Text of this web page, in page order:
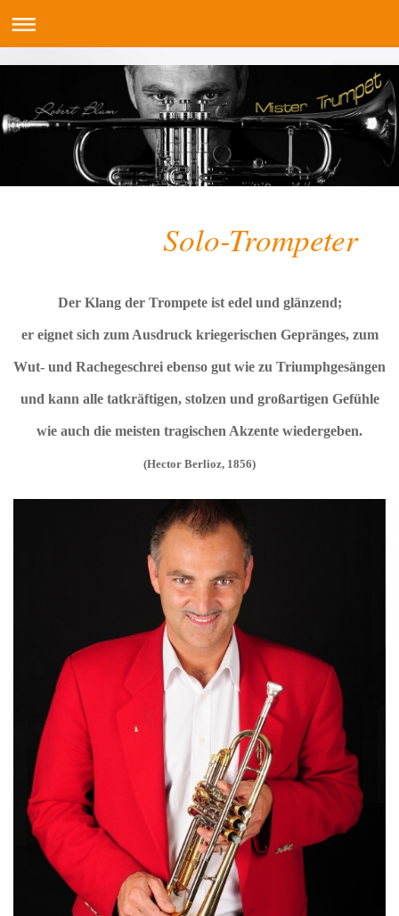
Solo-Trompeter
Der Klang der Trompete ist edel und glänzend;
er eignet sich zum Ausdruck kriegerischen Gepränges, zum
Wut- und Rachegeschrei ebenso gut wie zu Triumphgesängen
und kann alle tatkräftigen, stolzen und großartigen Gefühle
wie auch die meisten tragischen Akzente wiedergeben.
(Hector Berlioz, 1856)